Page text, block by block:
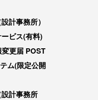
計事務所）
ビス(有料)
更届 POST
ム(限定公開
計事務所